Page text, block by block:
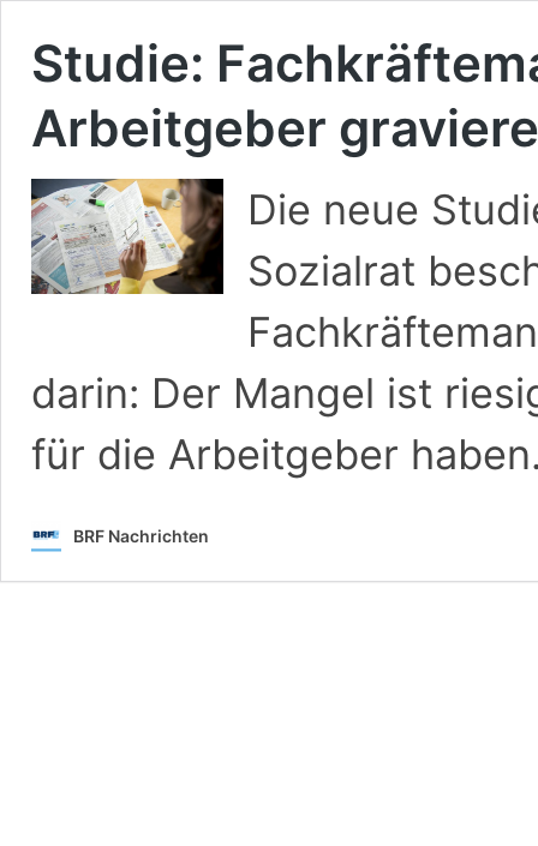
Studie:
Arbeitgeber
Die neue
Sozialrat
darin: Der Mangel ist
für die Arbeitgeber
BRF Nachrichten